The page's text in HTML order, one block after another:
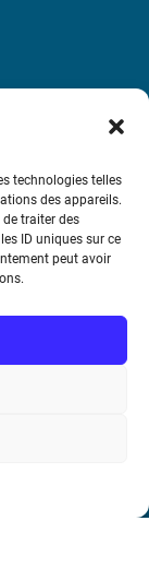
technologies telles
des appareils.
traiter des
ID uniques sur ce
peut avoir
TVA intra-